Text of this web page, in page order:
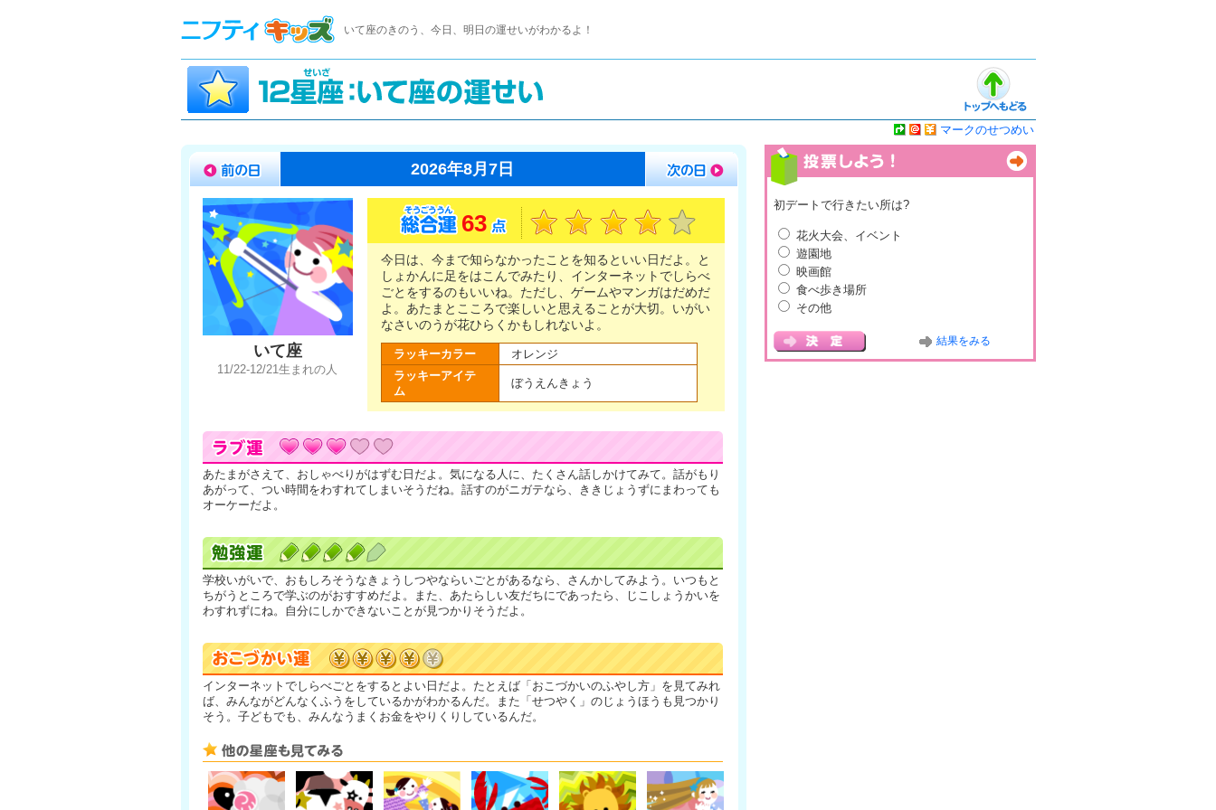
いて座のきのう、今日、明日の運せいがわかるよ！
マークのせつめい
2026年8月7日
いて座
11/22-12/21生まれの人
63
今日は、今まで知らなかったことを知るといい日だよ。と
しょかんに足をはこんでみたり、インターネットでしらべ
ごとをするのもいいね。ただし、ゲームやマンガはだめだ
よ。あたまとこころで楽しいと思えることが大切。いがい
なさいのうが花ひらくかもしれないよ。
ラッキーカラー
オレンジ
ラッキーアイテ
ム
ぼうえんきょう
あたまがさえて、おしゃべりがはずむ日だよ。気になる人に、たくさん話しかけてみて。話がもり
あがって、つい時間をわすれてしまいそうだね。話すのがニガテなら、ききじょうずにまわっても
オーケーだよ。
学校いがいで、おもしろそうなきょうしつやならいごとがあるなら、さんかしてみよう。いつもと
ちがうところで学ぶのがおすすめだよ。また、あたらしい友だちにであったら、じこしょうかいを
わすれずにね。自分にしかできないことが見つかりそうだよ。
インターネットでしらべごとをするとよい日だよ。たとえば「おこづかいのふやし方」を見てみれ
ば、みんながどんなくふうをしているかがわかるんだ。また「せつやく」のじょうほうも見つかり
そう。子どもでも、みんなうまくお金をやりくりしているんだ。
初デートで行きたい所は?
花火大会、イベント
遊園地
映画館
食べ歩き場所
その他
結果をみる